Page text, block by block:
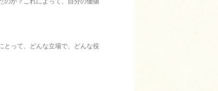
のか？これによって、自分の価値
とって、どんな立場で、どんな役